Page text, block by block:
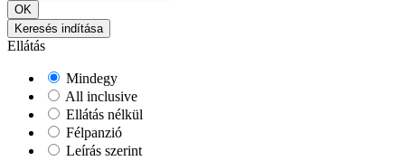
OK
Keresés indítása
Ellátás
Mindegy
All inclusive
Ellátás nélkül
Félpanzió
Leírás szerint